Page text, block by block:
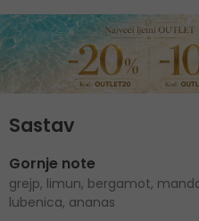
Sastav
Gornje note
grejp, limun, bergamot,
lubenica, ananas